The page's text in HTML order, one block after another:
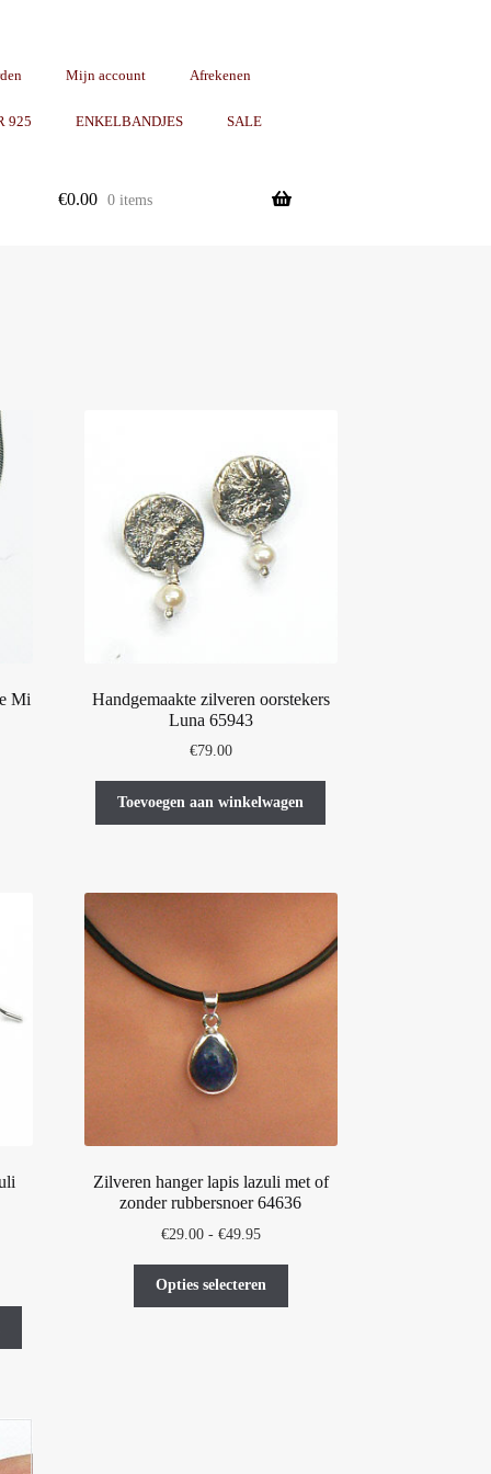
Mijn account Afrekenen
925 ENKELBANDJES SALE
€0.00 0 items
Mi
Handgemaakte zilveren oorstekers
Luna 65943
€79.00
Toevoegen aan winkelwagen
Zilveren hanger lapis lazuli met of
zonder rubbersnoer 64636
€29.00 - €49.95Prijsklasse:
tot
€49.95
Opties selecteren